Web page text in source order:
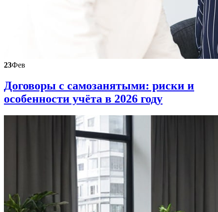
23Фев
Договоры с самозанятыми: риски и
особенности учёта в 2026 году